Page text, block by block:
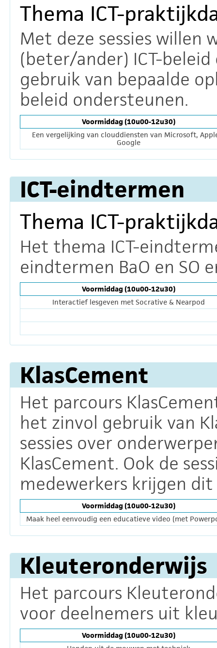
Thema ICT-
Met deze sessies willen
(beter/ander) ICT-
gebruik van bepaalde
beleid ondersteunen.
Voormiddag (10u00-12u30)
Een vergelijking van clouddiensten van Microsoft,
Google
ICT-eindtermen
Thema ICT-
Het thema ICT-
eindtermen BaO en SO
Voormiddag (10u00-12u30)
Interactief lesgeven met Socrative & Nearpod
KlasCement
Het parcours
het zinvol gebruik van
sessies over
KlasCement. Ook de
medewerkers krijgen dit
Voormiddag (10u00-12u30)
Maak heel eenvoudig een educatieve video (met
Kleuteronderwijs
Het parcours
voor deelnemers uit
Voormiddag (10u00-12u30)